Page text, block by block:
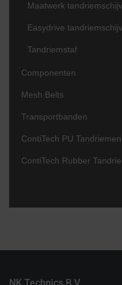
Maatwerk
Easydrive
Tandriemstaf
Componenten
Mesh Belts
Transportbanden
ContiTech PU Tandriemen
ContiTech Rubber
NK Technics B.V.